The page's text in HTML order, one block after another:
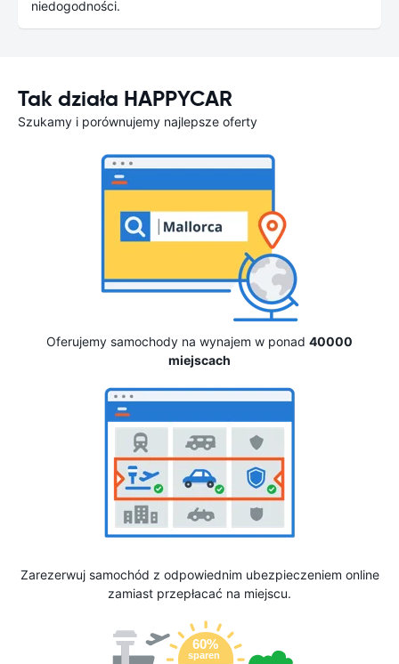
niedogodności.
Tak działa HAPPYCAR
Szukamy i porównujemy najlepsze oferty
Oferujemy samochody na wynajem w ponad 40000
miejscach
Zarezerwuj samochód z odpowiednim ubezpieczeniem online
zamiast przepłacać na miejscu.